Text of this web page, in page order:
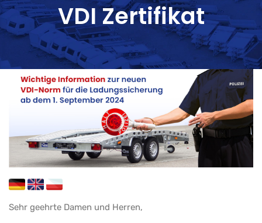
VDI Zertifikat
Sehr geehrte Damen und Herren,